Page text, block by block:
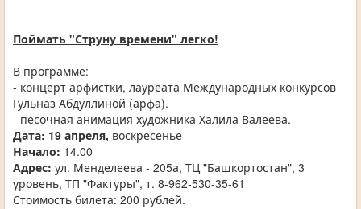
Поймать "Струну времени" легко!
В программе:
- концерт арфистки, лауреата Международных конкурсов
Гульназ Абдуллиной (арфа).
- песочная анимация художника Халила Валеева.
Дата: 19 апреля, воскресенье
Начало: 14.00
Адрес: ул. Менделеева - 205а, ТЦ "Башкортостан", 3
уровень, ТП "Фактуры", т. 8-962-530-35-61
Стоимость билета: 200 рублей.